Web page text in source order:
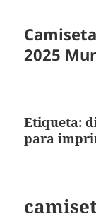
2025
Etiqueta:
para